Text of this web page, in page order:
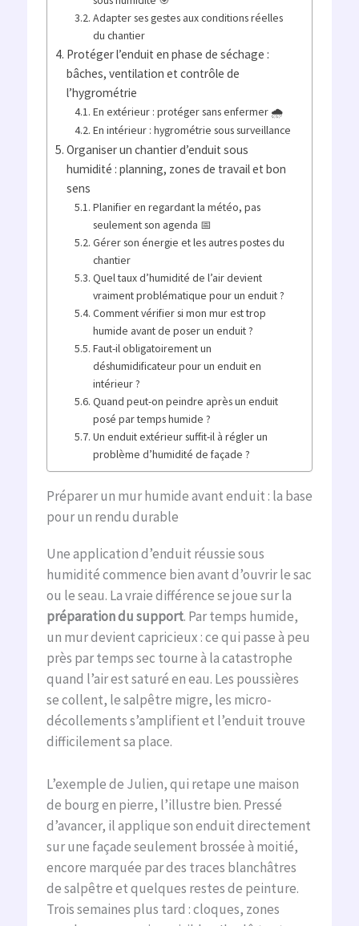
Adapter ses gestes aux conditions réelles
du chantier
Protéger l’enduit en phase de séchage :
bâches, ventilation et contrôle de
l’hygrométrie
En extérieur : protéger sans enfermer 🌧️
En intérieur : hygrométrie sous surveillance
Organiser un chantier d’enduit sous
humidité : planning, zones de travail et bon
sens
Planifier en regardant la météo, pas
seulement son agenda 📅
Gérer son énergie et les autres postes du
chantier
Quel taux d’humidité de l’air devient
vraiment problématique pour un enduit ?
Comment vérifier si mon mur est trop
humide avant de poser un enduit ?
Faut-il obligatoirement un
déshumidificateur pour un enduit en
intérieur ?
Quand peut-on peindre après un enduit
posé par temps humide ?
Un enduit extérieur suffit-il à régler un
problème d’humidité de façade ?
Préparer un mur humide avant enduit : la base
pour un rendu durable
Une application d’enduit réussie sous
humidité commence bien avant d’ouvrir le sac
ou le seau. La vraie différence se joue sur la
préparation du support. Par temps humide,
un mur devient capricieux : ce qui passe à peu
près par temps sec tourne à la catastrophe
quand l’air est saturé en eau. Les poussières
se collent, le salpêtre migre, les micro-
décollements s’amplifient et l’enduit trouve
difficilement sa place.
L’exemple de Julien, qui retape une maison
de bourg en pierre, l’illustre bien. Pressé
d’avancer, il applique son enduit directement
sur une façade seulement brossée à moitié,
encore marquée par des traces blanchâtres
de salpêtre et quelques restes de peinture.
Trois semaines plus tard : cloques, zones